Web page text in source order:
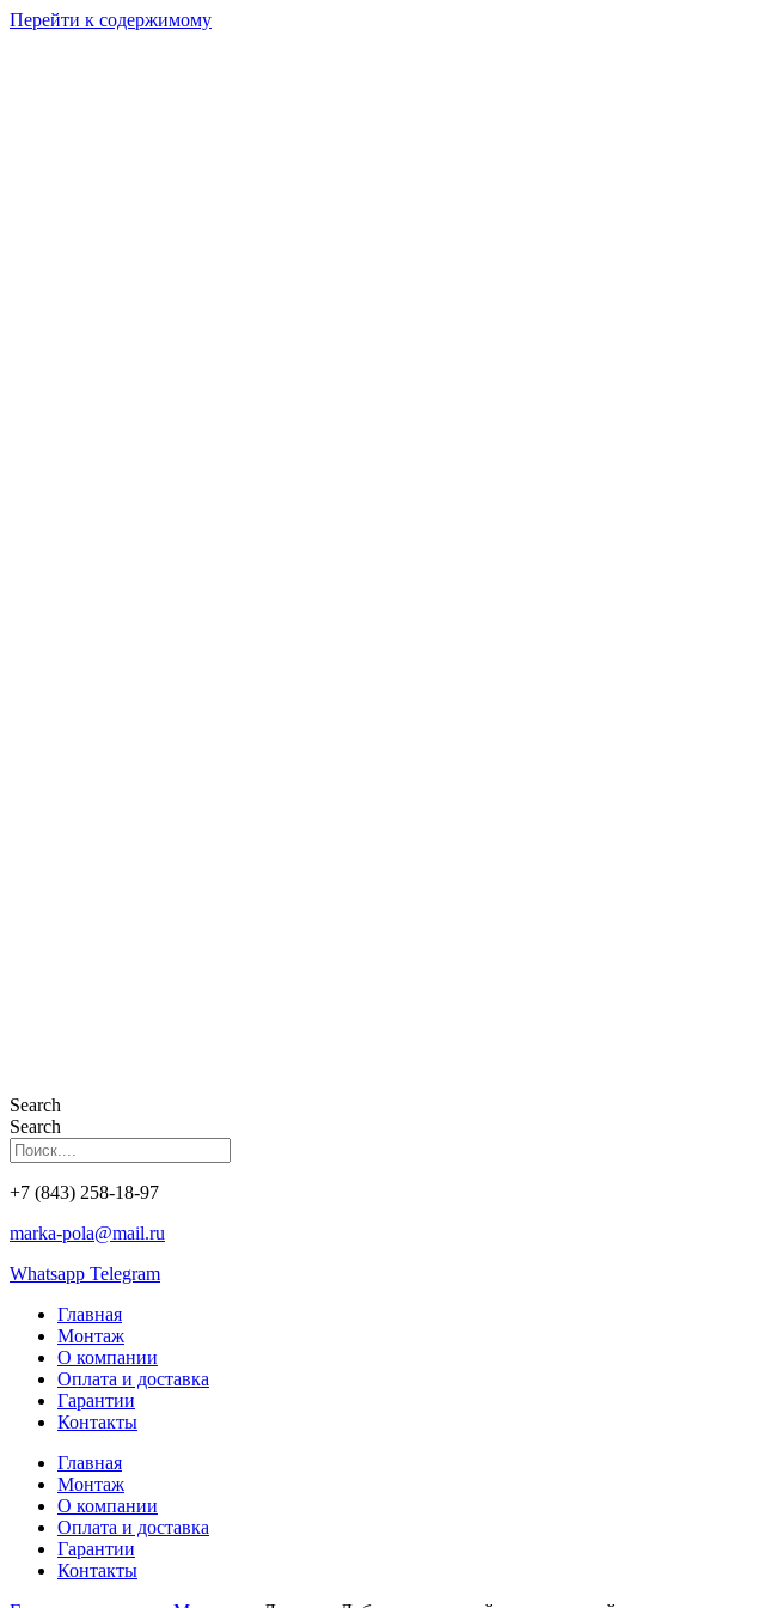
Перейти к содержимому
Search
Search
+7 (843) 258-18-97
marka-pola@mail.ru
Whatsapp Telegram
Главная
Монтаж
О компании
Оплата и доставка
Гарантии
Контакты
Главная
Монтаж
О компании
Оплата и доставка
Гарантии
Контакты